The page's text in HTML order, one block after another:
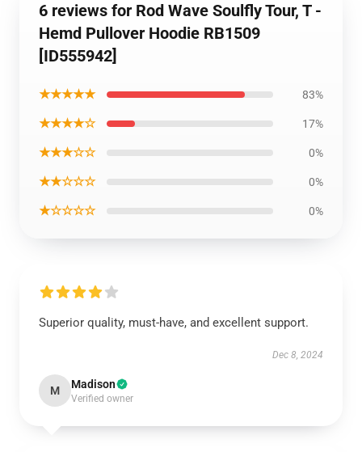
6 reviews for Rod Wave Soulfly Tour, T -
Hemd Pullover Hoodie RB1509
[ID555942]
★★★★★ 83%
★★★★☆ 17%
★★★☆☆ 0%
★★☆☆☆ 0%
★☆☆☆☆ 0%
Superior quality, must-have, and excellent support.
Dec 8, 2024
M Madison
Verified owner